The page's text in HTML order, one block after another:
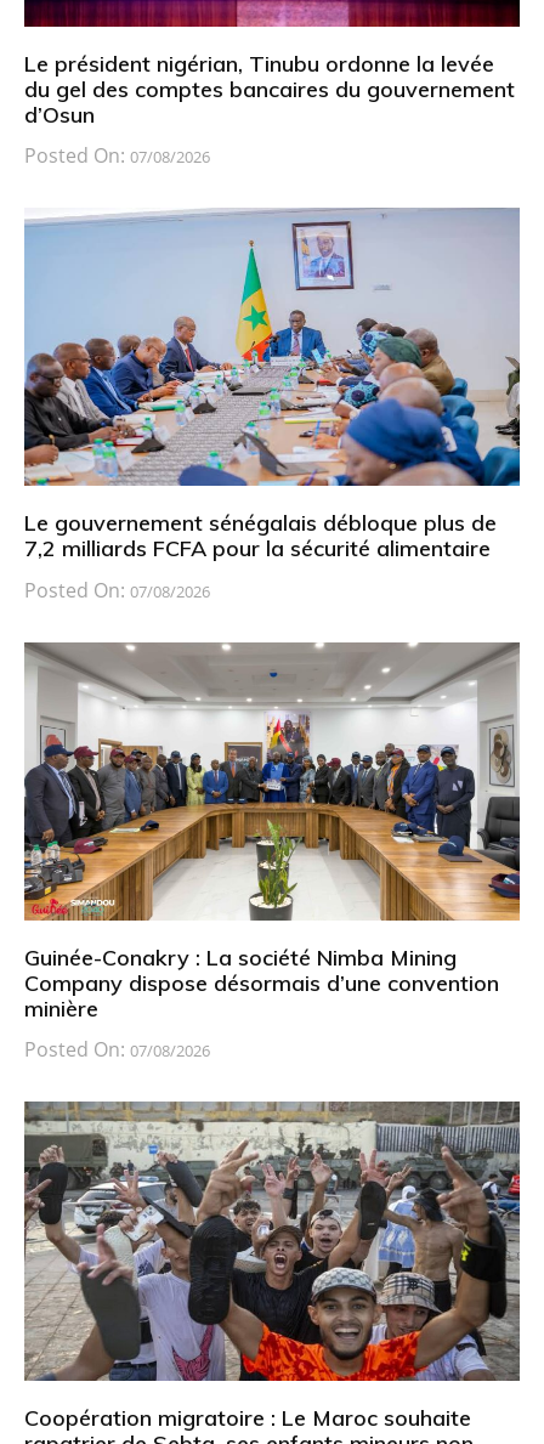
Le président nigérian, Tinubu ordonne la levée
du gel des comptes bancaires du gouvernement
d’Osun
Posted On: 07/08/2026
Le gouvernement sénégalais débloque plus de
7,2 milliards FCFA pour la sécurité alimentaire
Posted On: 07/08/2026
Guinée-Conakry : La société Nimba Mining
Company dispose désormais d’une convention
minière
Posted On: 07/08/2026
Coopération migratoire : Le Maroc souhaite